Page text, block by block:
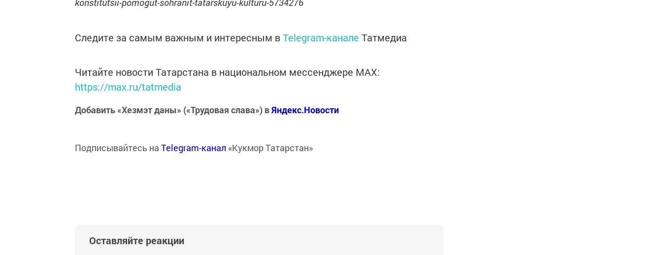
Следите за самым важным и интересным вTelegram-канале Татмедиа
Читайте новости Татарстана в национальном мессенджере MАХ:
https://max.ru/tatmedia
Добавить «Хезмэт даны» («Трудовая слава») вЯндекс.Новости
Подписывайтесь на Telegram-канал «Кукмор Татарстан»
Оставляйте реакции